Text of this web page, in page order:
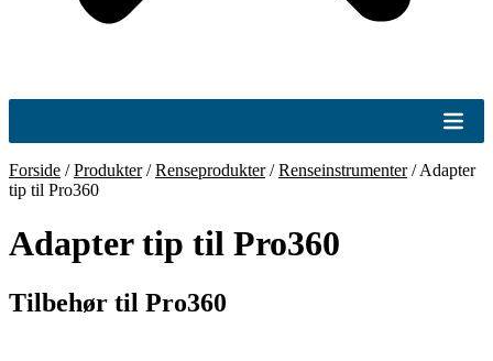
Forside /Produkter/Renseprodukter/Renseinstrumenter/Adapter
tip til Pro360
Adapter tip til Pro360
Tilbehør til Pro360